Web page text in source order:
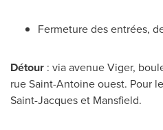
Fermeture des entrées,
Détour : via avenue Viger,
rueSaint-Antoineouest. Pour
Saint-Jacqueset Mansfield.